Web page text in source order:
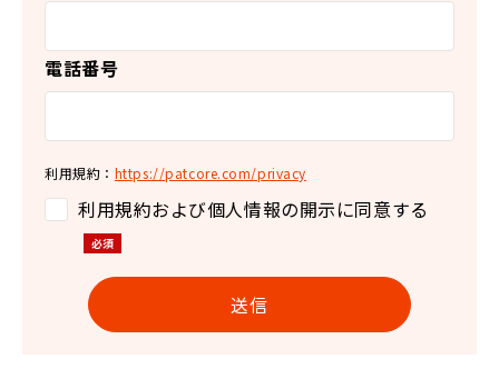
電話番号
利用規約： https://patcore.com/privacy
利用規約および個人情報の開示に同意する